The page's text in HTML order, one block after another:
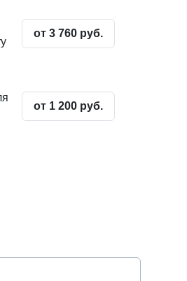
от 3 760 руб.
от 1 200 руб.